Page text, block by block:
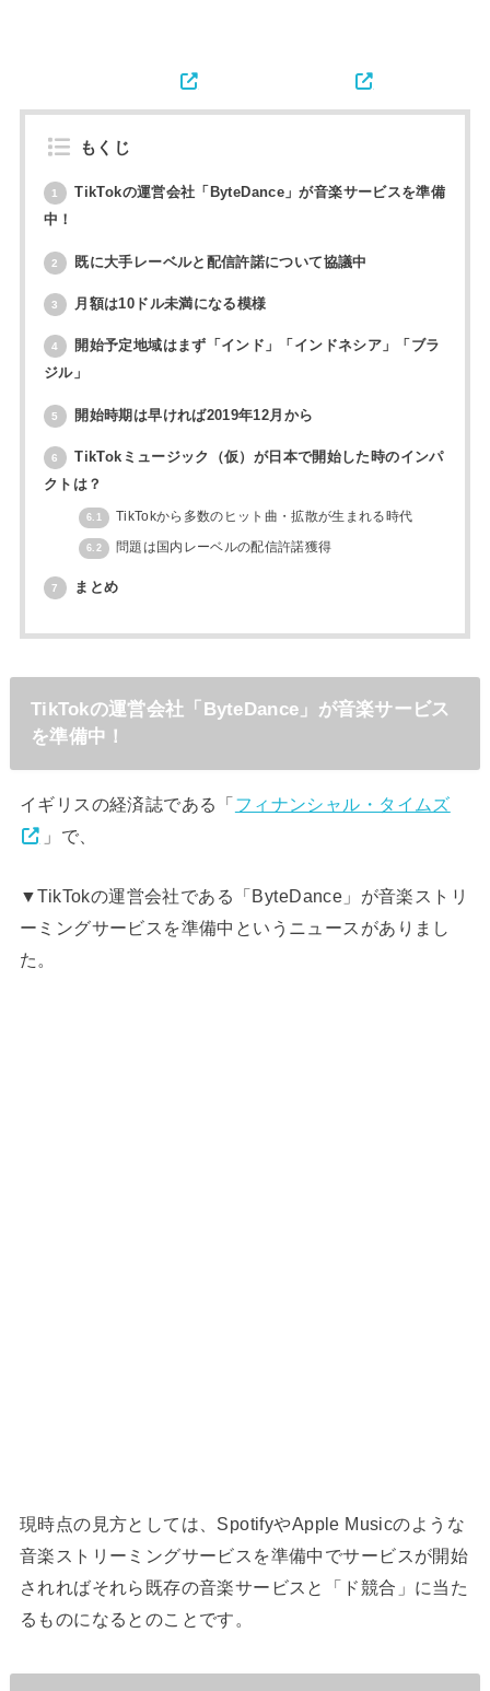
もくじ
1
TikTokの運営会社「ByteDance」が音楽サービスを準備
中！
2 既に大手レーベルと配信許諾について協議中
3 月額は10ドル未満になる模様
4
開始予定地域はまず「インド」「インドネシア」「ブラ
ジル」
5 開始時期は早ければ2019年12月から
6
TikTokミュージック（仮）が日本で開始した時のインパ
クトは？
6.1 TikTokから多数のヒット曲・拡散が生まれる時代
6.2 問題は国内レーベルの配信許諾獲得
7 まとめ
TikTokの運営会社「ByteDance」が音楽サービス
を準備中！
イギリスの経済誌である「フィナンシャル・タイムズ
」で、
▼TikTokの運営会社である「ByteDance」が音楽ストリ
ーミングサービスを準備中というニュースがありまし
た。
現時点の見方としては、SpotifyやApple Musicのような
音楽ストリーミングサービスを準備中でサービスが開始
されればそれら既存の音楽サービスと「ド競合」に当た
るものになるとのことです。